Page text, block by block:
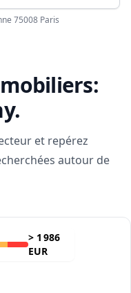
75008 Paris
.
et repérez
autour de
> 1 986
EUR